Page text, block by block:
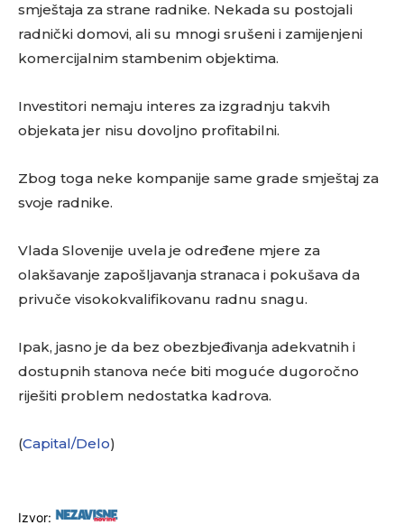
smještaja za strane radnike. Nekada su postojali
radnički domovi, ali su mnogi srušeni i zamijenjeni
komercijalnim stambenim objektima.
Investitori nemaju interes za izgradnju takvih
objekata jer nisu dovoljno profitabilni.
Zbog toga neke kompanije same grade smještaj za
svoje radnike.
Vlada Slovenije uvela je određene mjere za
olakšavanje zapošljavanja stranaca i pokušava da
privuče visokokvalifikovanu radnu snagu.
Ipak, jasno je da bez obezbjeđivanja adekvatnih i
dostupnih stanova neće biti moguće dugoročno
riješiti problem nedostatka kadrova.
(Capital/Delo)
Izvor: